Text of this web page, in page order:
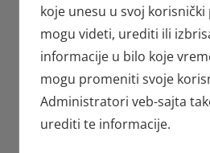
koje unesu u svoj
mogu videti, urediti ili
informacije u bilo koje
mogu promeniti svoje
Administratori veb-sajta
urediti te informacije.